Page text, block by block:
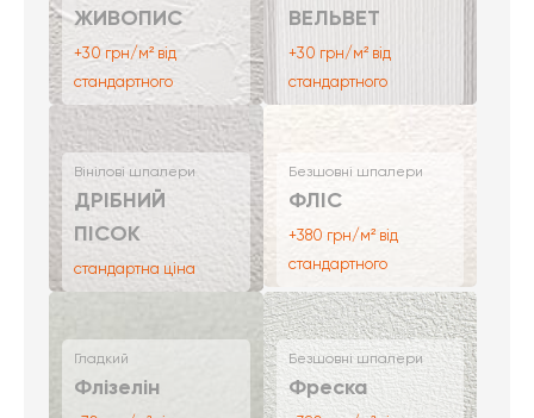
ЖИВОПИС
+30 грн/м² від
стандартного
ВЕЛЬВЕТ
+30 грн/м² від
стандартного
Вінілові шпалери
ДРІБНИЙ
ПІСОК
стандартна ціна
Безшовні шпалери
ФЛІС
+380 грн/м² від
стандартного
Гладкий
Флізелін
Безшовні шпалери
Фреска